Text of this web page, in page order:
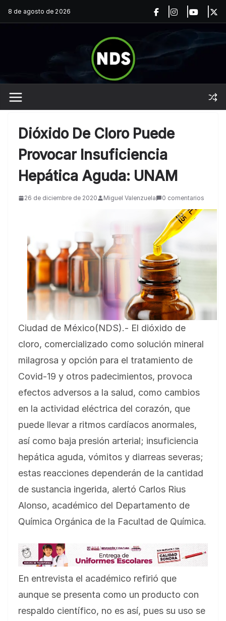
Saltar
al
8 de agosto de 2026
Dióxido De Cloro Puede
Provocar Insuficiencia
Hepática Aguda: UNAM
26 de diciembre de 2020 Miguel Valenzuela 0 comentarios
Ciudad de México(NDS).- El dióxido de
cloro, comercializado como solución mineral
milagrosa y opción para el tratamiento de
Covid-19 y otros padecimientos, provoca
efectos adversos a la salud, como cambios
en la actividad eléctrica del corazón, que
puede llevar a ritmos cardíacos anormales,
así como baja presión arterial; insuficiencia
hepática aguda, vómitos y diarreas severas;
estas reacciones dependerán de la cantidad
de sustancia ingerida, alertó Carlos Rius
Alonso, académico del Departamento de
Química Orgánica de la Facultad de Química.
En entrevista el académico refirió que
aunque se presenta como un producto con
respaldo científico, no es así, pues su uso se